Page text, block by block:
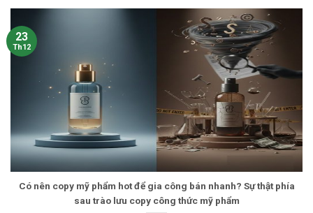
Có nên copy mỹ phẩm hot để gia công bán nhanh? Sự thật phía
sau trào lưu copy công thức mỹ phẩm
23
Th12